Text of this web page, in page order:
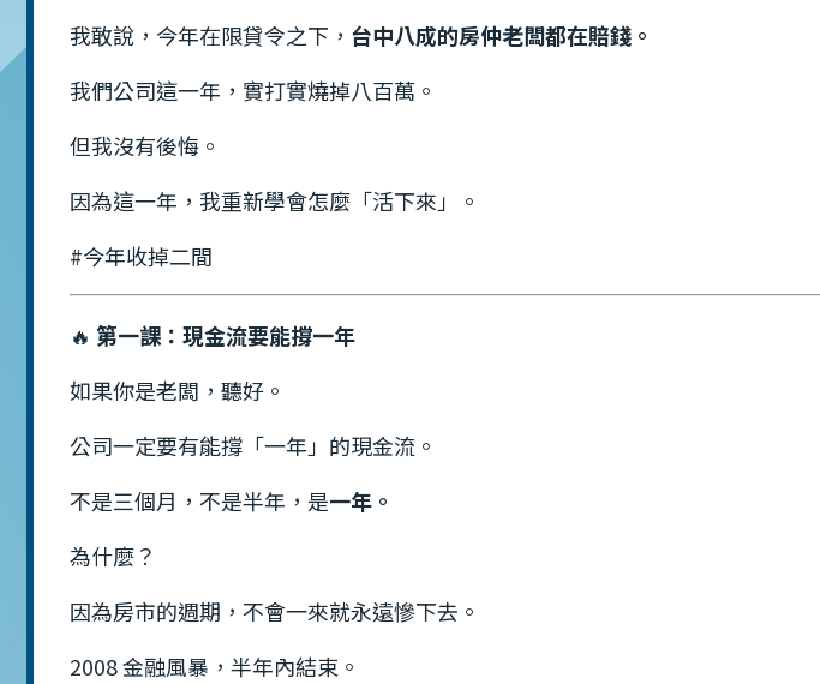
我敢說，今年在限貸令之下， 台中八成的房仲老闆都在賠錢。
我們公司這一年，實打實燒掉八百萬。
但我沒有後悔。
因為這一年，我重新學會怎麼「活下來」。
#今年收掉二間
🔥 第一課：現金流要能撐一年
如果你是老闆，聽好。
公司一定要有能撐「一年」的現金流。
不是三個月，不是半年，是一年。
為什麼？
因為房市的週期，不會一來就永遠慘下去。
2008 金融風暴，半年內結束。